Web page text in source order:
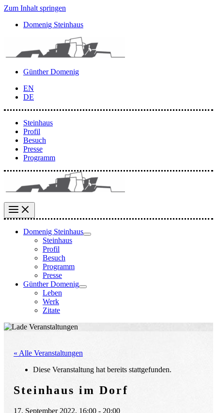
Zum Inhalt springen
Domenig Steinhaus
Günther Domenig
EN
DE
Steinhaus
Profil
Besuch
Presse
Programm
Domenig Steinhaus
Steinhaus
Profil
Besuch
Programm
Presse
Günther Domenig
Leben
Werk
Zitate
« Alle Veranstaltungen
Diese Veranstaltung hat bereits stattgefunden.
Steinhaus im Dorf
17. September 2022, 16:00 - 20:00